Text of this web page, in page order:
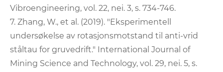
Vibroengineering, vol. 22, nei. 3, s. 734-746.
7. Zhang, W., et al. (2019). "Eksperimentell
undersøkelse av rotasjonsmotstand til anti-vrid
ståltau for gruvedrift." International Journal of
Mining Science and Technology, vol. 29, nei. 5, s.